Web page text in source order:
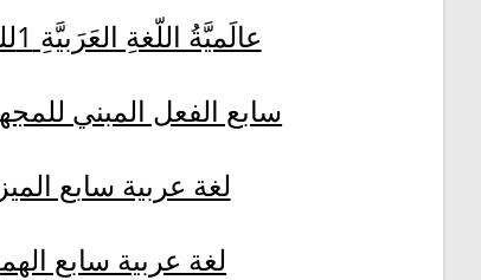
عالَميَّةُ اللّغةِ العَرَبيَّةِ 1للصف السابع ف2
1سابع الفعل المبني
لغة عربية سابع
لغة عربية سابع